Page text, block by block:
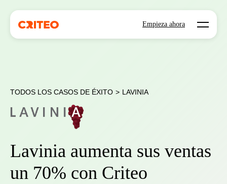
Empieza ahora Open
TODOS LOS CASOS DE ÉXITO > LAVINIA
Lavinia aumenta sus ventas
un 70% con Criteo